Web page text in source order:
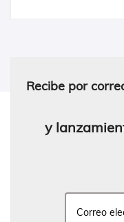
Recibe por
y